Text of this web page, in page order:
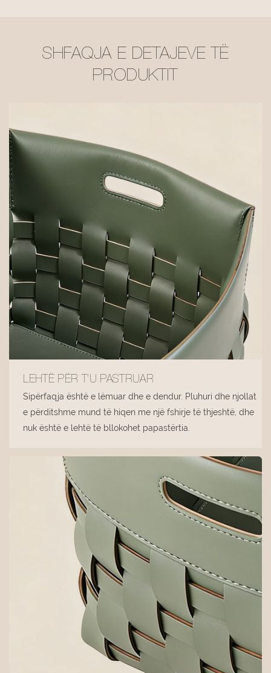
SHFAQJA E DETAJEVE TË
PRODUKTIT
LEHTË PËR T’U PASTRUAR
Sipërfaqja është e lëmuar dhe e dendur. Pluhuri dhe njollat ​​
e përditshme mund të hiqen me një fshirje të thjeshtë, dhe
nuk është e lehtë të bllokohet papastërtia.